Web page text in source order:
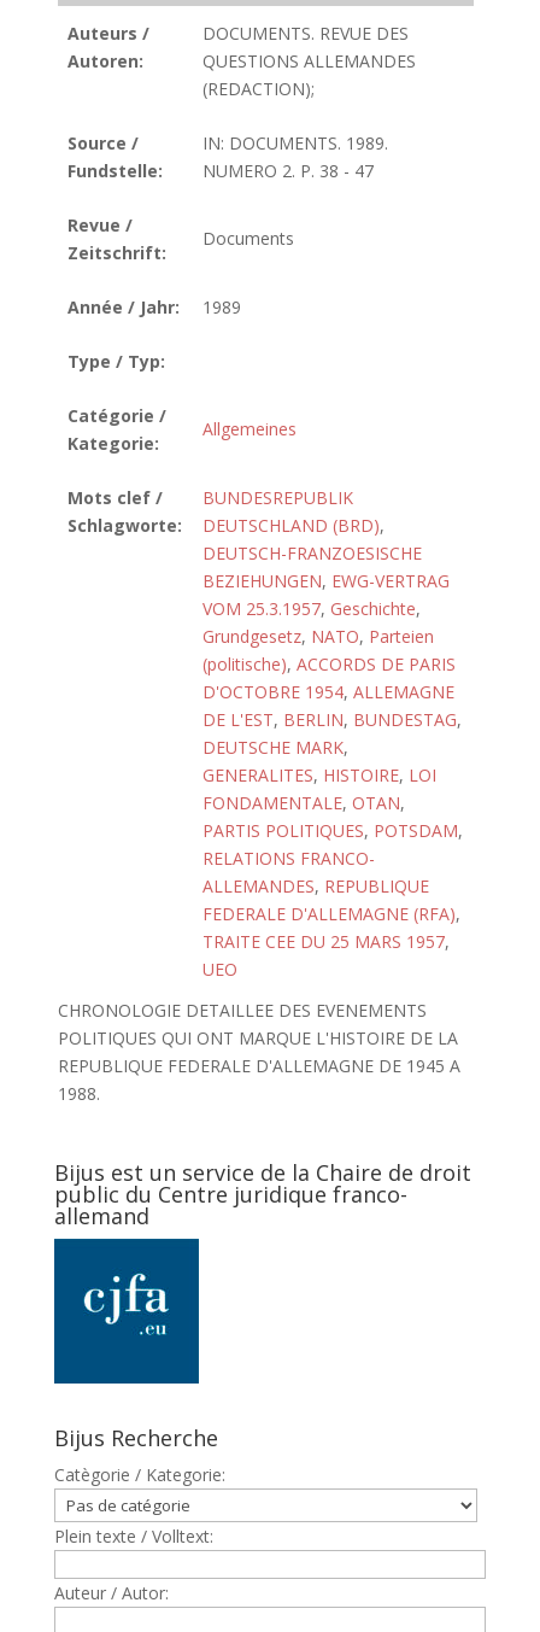
Auteurs /
Autoren:
DOCUMENTS. REVUE DES
QUESTIONS ALLEMANDES
(REDACTION);
Source /
Fundstelle:
IN: DOCUMENTS. 1989.
NUMERO 2. P. 38 - 47
Revue /
Zeitschrift:
Documents
Année / Jahr: 1989
Type / Typ:
Catégorie /
Kategorie:
Allgemeines
Mots clef /
Schlagworte:
BUNDESREPUBLIK
DEUTSCHLAND (BRD),
DEUTSCH-FRANZOESISCHE
BEZIEHUNGEN, EWG-VERTRAG
VOM 25.3.1957, Geschichte,
Grundgesetz, NATO, Parteien
(politische), ACCORDS DE PARIS
D'OCTOBRE 1954, ALLEMAGNE
DE L'EST, BERLIN, BUNDESTAG,
DEUTSCHE MARK,
GENERALITES, HISTOIRE, LOI
FONDAMENTALE, OTAN,
PARTIS POLITIQUES, POTSDAM,
RELATIONS FRANCO-
ALLEMANDES, REPUBLIQUE
FEDERALE D'ALLEMAGNE (RFA),
TRAITE CEE DU 25 MARS 1957,
UEO
CHRONOLOGIE DETAILLEE DES EVENEMENTS
POLITIQUES QUI ONT MARQUE L'HISTOIRE DE LA
REPUBLIQUE FEDERALE D'ALLEMAGNE DE 1945 A
1988.
Bijus est un service de la Chaire de droit
public du Centre juridique franco-
allemand
Bijus Recherche
Catègorie / Kategorie:
Plein texte / Volltext:
Auteur / Autor: